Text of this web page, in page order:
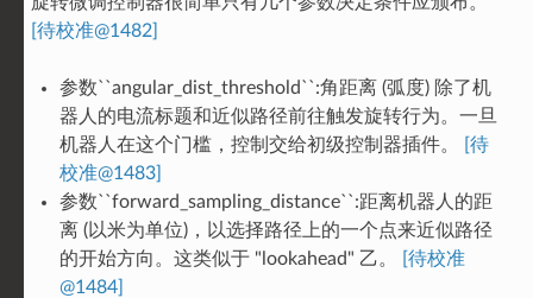
[待校准@1482]
参数``angular_dist_threshold``:角距离 (弧度) 除了机
器人的电流标题和近似路径前往触发旋转行为。一旦
机器人在这个门槛，控制交给初级控制器插件。
[待
校准@1483]
参数``forward_sampling_distance``:距离机器人的距
离 (以米为单位)，以选择路径上的一个点来近似路径
的开始方向。这类似于 "lookahead" 乙。
[待校准
@1484]